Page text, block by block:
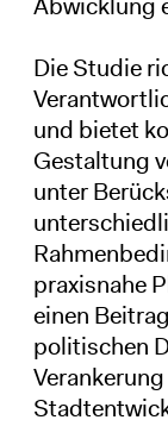
Die Studie
und bietet
Gestaltung
unter
praxisnahe
einen
politischen